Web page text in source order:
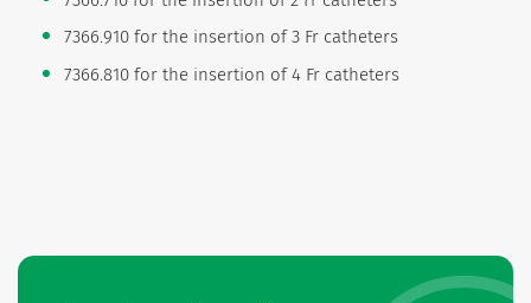
7366.910 for the insertion of 3 Fr catheters
7366.810 for the insertion of 4 Fr catheters